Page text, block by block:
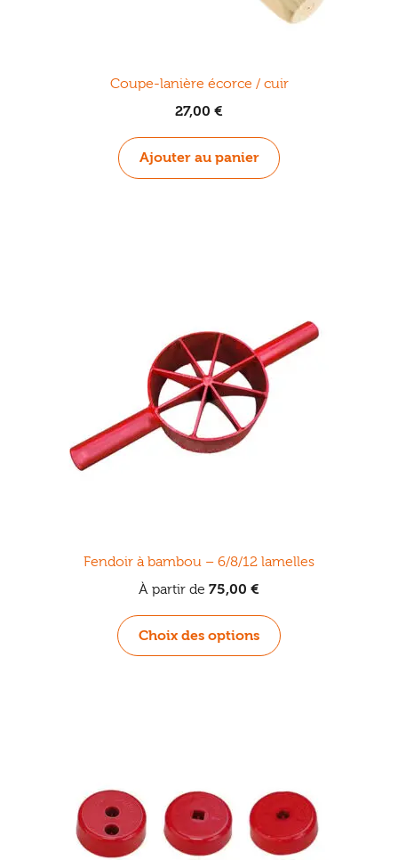
Coupe-lanière écorce / cuir
27,00 €
Ajouter au panier
Fendoir à bambou – 6/8/12 lamelles
À partir de 75,00 €
Choix des options
Ce
produit
être
choisies
sur